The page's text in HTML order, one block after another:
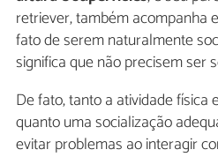
retriever, também acompanha
fato de serem naturalmente
significa que não precisem ser
De fato, tanto a atividade física
quanto uma socialização
evitar problemas ao interagir